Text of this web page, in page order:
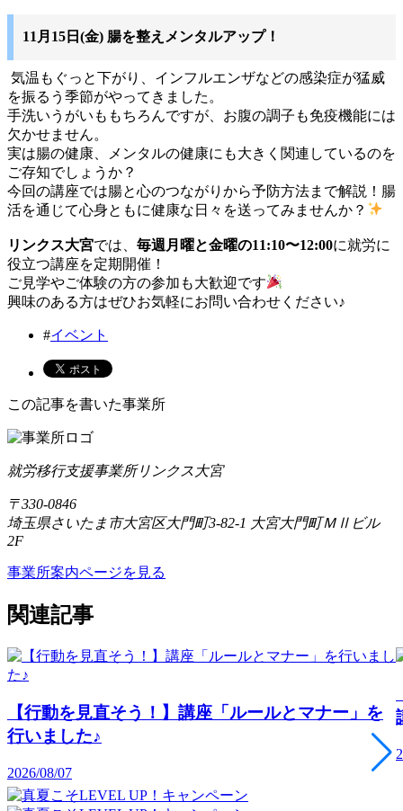
11月15日(金) 腸を整えメンタルアップ！
気温もぐっと下がり、インフルエンザなどの感染症が猛威
を振るう季節がやってきました。
手洗いうがいももちろんですが、お腹の調子も免疫機能には
欠かせません。
実は腸の健康、メンタルの健康にも大きく関連しているのを
ご存知でしょうか？
今回の講座では腸と心のつながりから予防方法まで解説！腸
活を通じて心身ともに健康な日々を送ってみませんか？
リンクス大宮では、 毎週月曜と金曜の11:10〜12:00に就労に
役立つ講座を定期開催！
ご見学やご体験の方の参加も大歓迎です
興味のある方はぜひお気軽にお問い合わせください♪
#イベント
この記事を書いた事業所
就労移行支援事業所リンクス大宮
〒330-0846
埼玉県さいたま市大宮区大門町3-82-1 大宮大門町ＭⅡビル
2F
事業所案内ページを見る
関連記事
【行動を見直そう！】講座「ルールとマナー」を
行いました♪
2026/08/07